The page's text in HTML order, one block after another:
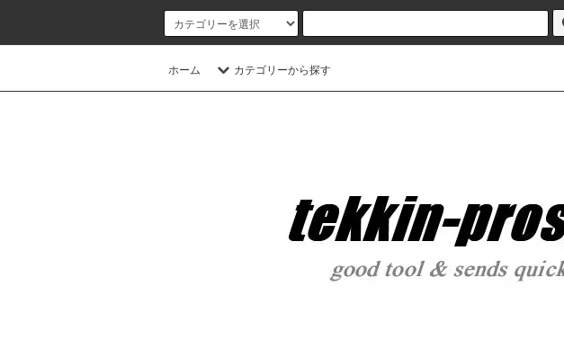
ホーム カテゴリーから探す